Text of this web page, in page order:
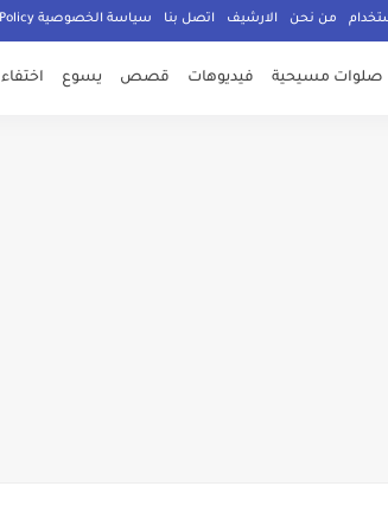
من نحن الارشيف اتصل بنا سياسة الخصوصية Privacy Policy
صلوات مسيحية فيديوهات قصص يسوع اختفاء